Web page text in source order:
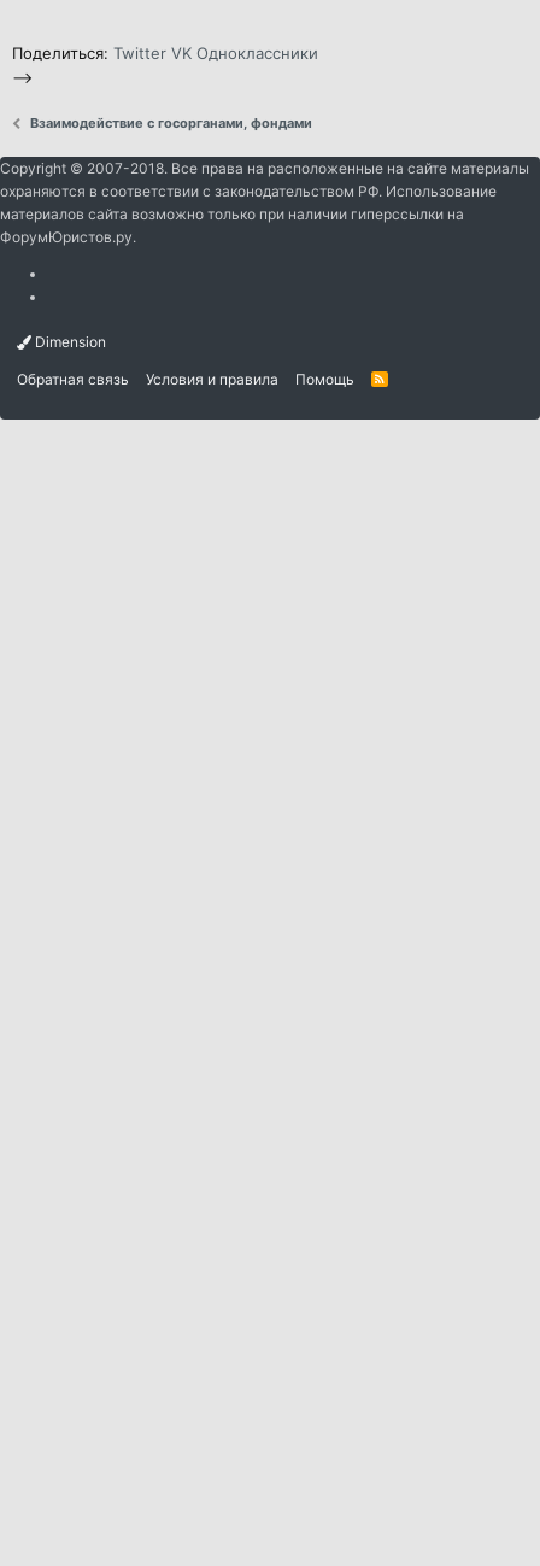
Поделиться: Twitter VK Одноклассники
-->
Взаимодействие с госорганами, фондами
Copyright © 2007-2018. Все права на расположенные на сайте материалы
охраняются в соответствии с законодательством РФ. Использование
материалов сайта возможно только при наличии гиперссылки на
ФорумЮристов.ру.
Dimension
Обратная связь Условия и правила Помощь